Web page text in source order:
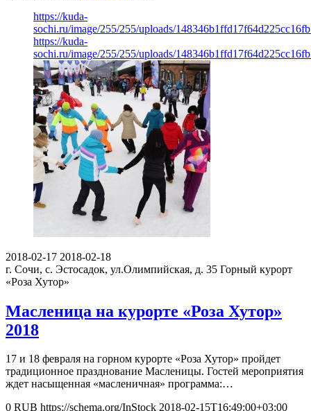
https://kuda-
sochi.ru/image/255/255/uploads/
https://kuda-
sochi.ru/image/255/255/uploads/
2018-02-17 2018-02-18
г. Сочи, с. Эстосадок, ул.Олимпийская, д. 35 Горный курорт
«Роза Хутор»
Масленица на курорте «Роза Хутор»
2018
17 и 18 февраля на горном курорте «Роза Хутор» пройдет
традиционное празднование Масленицы. Гостей мероприятия
ждет насыщенная «масленичная» программа:…
0 RUB https://schema.org/InStock 2018-02-15T16:49:00+03:00